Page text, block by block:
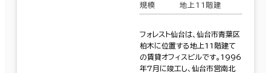
規模 地上11階建
フォレスト仙台は、仙台市青葉区
柏木に位置する地上11階建て
の賃貸オフィスビルです。1996
年7月に竣工し、仙台市営南北